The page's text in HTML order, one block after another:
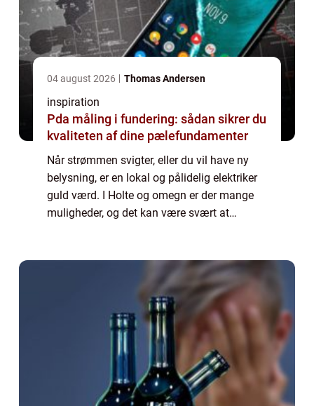
04 august 2026 Thomas Andersen
inspiration
Pda måling i fundering: sådan sikrer du
kvaliteten af dine pælefundamenter
Når strømmen svigter, eller du vil have ny
belysning, er en lokal og pålidelig elektriker
guld værd. I Holte og omegn er der mange
muligheder, og det kan være svært at